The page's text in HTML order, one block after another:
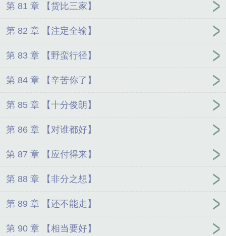
第 81 章 【货比三家】
第 82 章 【注定全输】
第 83 章 【野蛮行径】
第 84 章 【辛苦你了】
第 85 章 【十分俊朗】
第 86 章 【对谁都好】
第 87 章 【应付得来】
第 88 章 【非分之想】
第 89 章 【还不能走】
第 90 章 【相当要好】